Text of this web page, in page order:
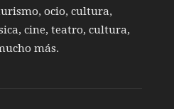
ocio, cultura,
cine, teatro, cultura,
más.